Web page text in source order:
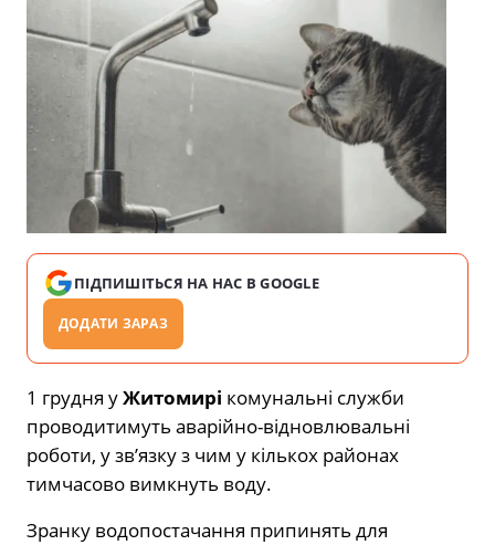
ПІДПИШІТЬСЯ НА НАС В GOOGLE
ДОДАТИ ЗАРАЗ
1 грудня уЖитомирі комунальні служби
проводитимуть аварійно-відновлювальні
роботи, у зв’язку з чим у кількох районах
тимчасово вимкнуть воду.
Зранку водопостачання припинять для